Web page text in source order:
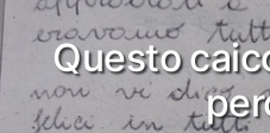
Questo